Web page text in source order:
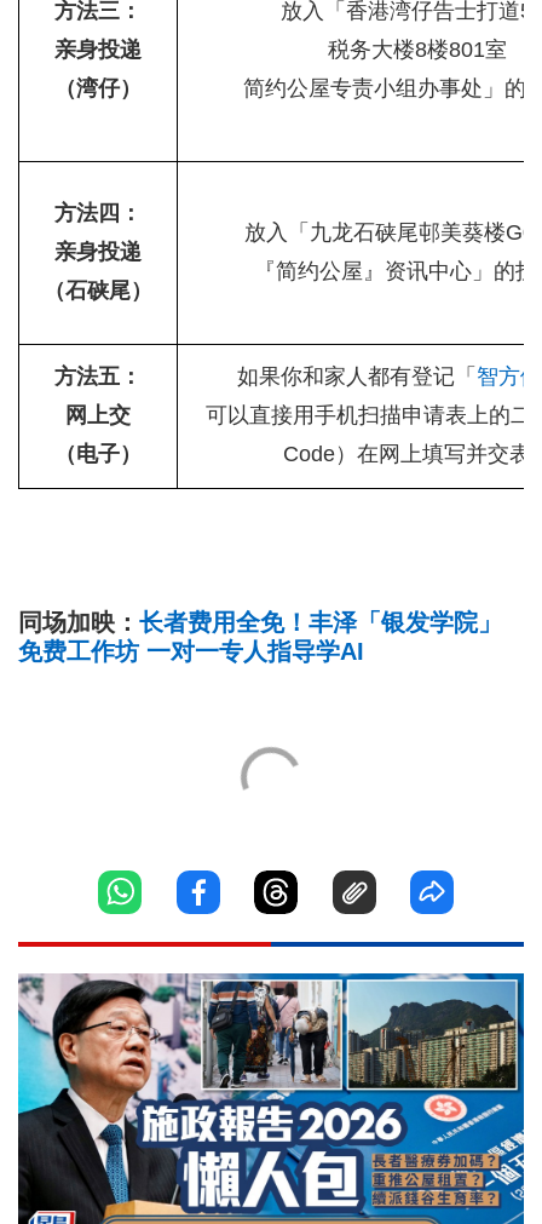
方法三：
亲身投递
（湾仔）
放入「香港湾仔告士打道5
税务大楼8楼801室
简约公屋专责小组办事处」的
方法四：
亲身投递
（石硖尾）
放入「九龙石硖尾邨美葵楼
『简约公屋』资讯中心」的
方法五：
网上交
（电子）
如果你和家人都有登记「 智方
可以直接用手机扫描申请表上的二
Code）在网上填写并交表
同场加映： 长者费用全免！丰泽「银发学院」
免费工作坊 一对一专人指导学AI